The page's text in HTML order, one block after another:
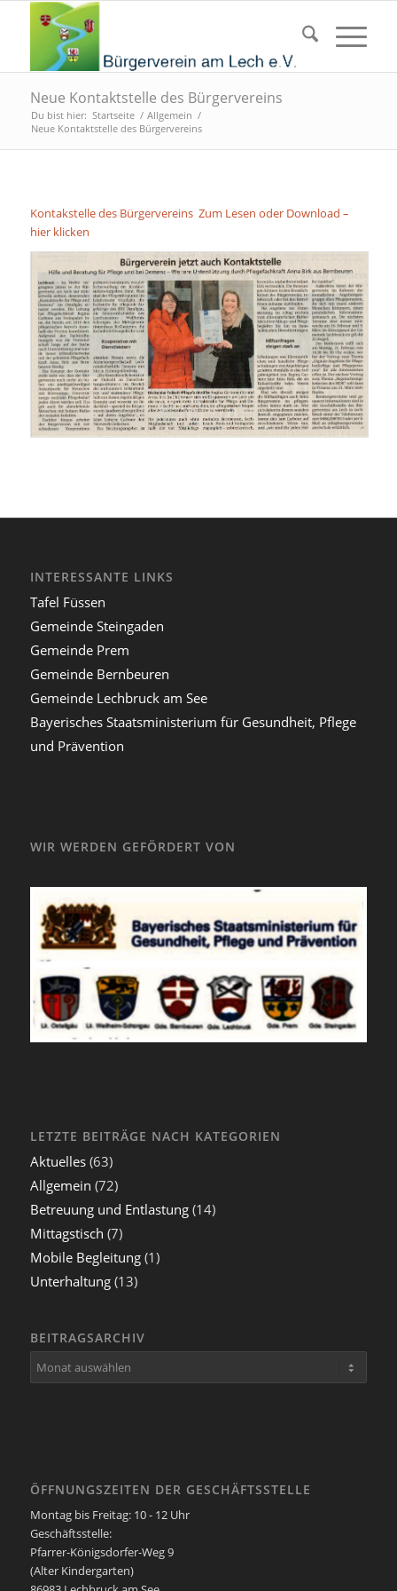
Neue Kontaktstelle des Bürgervereins
Du bist hier: Startseite / Allgemein /
Neue Kontaktstelle des Bürgervereins
Kontakstelle des Bürgervereins Zum Lesen oder Download –
hier klicken
INTERESSANTE LINKS
Tafel Füssen
Gemeinde Steingaden
Gemeinde Prem
Gemeinde Bernbeuren
Gemeinde Lechbruck am See
Bayerisches Staatsministerium für Gesundheit, Pflege
und Prävention
WIR WERDEN GEFÖRDERT VON
LETZTE BEITRÄGE NACH KATEGORIEN
Aktuelles(63)
Allgemein (72)
Betreuung und Entlastung(14)
Mittagstisch (7)
Mobile Begleitung(1)
Unterhaltung(13)
BEITRAGSARCHIV
ÖFFNUNGSZEITEN DER GESCHÄFTSSTELLE
Montag bis Freitag: 10 - 12 Uhr
Geschäftsstelle:
Pfarrer-Königsdorfer-Weg 9
(Alter Kindergarten)